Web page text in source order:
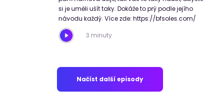
si je uměli ušít taky. Dokáže to prý podle jejího
návodu každý. Více zde: https://bfsoles.com/
3 minuty
Načíst další episody